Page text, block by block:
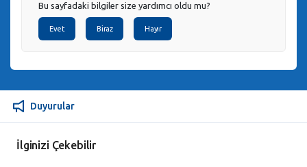
Bu sayfadaki bilgiler size yardımcı oldu mu?
Evet Biraz Hayır
Duyurular
İlginizi Çekebilir